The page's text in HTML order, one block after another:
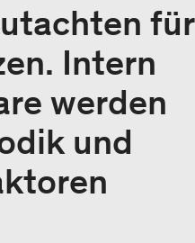
für
Intern
werden
und